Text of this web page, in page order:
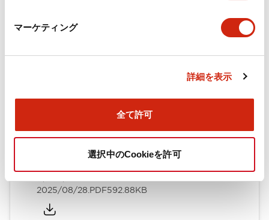
マーケティング
詳細を表示
全て許可
選択中のCookieを許可
カタログ CAD
ARN形モノレバースイッチ／CSシリーズカムスイッチ
2025/08/28.PDF1.20MB
2025/08/28.PDF592.88KB